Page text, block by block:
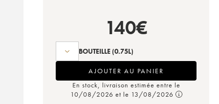
140€
BOUTEILLE (0.75L)
AJOUTER AU PANIER
En stock, livraison estimée entre le
10/08/2026 et le 13/08/2026